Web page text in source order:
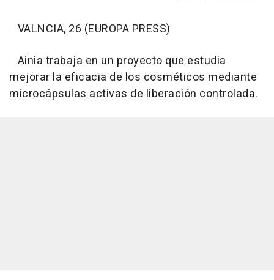
VALNCIA, 26 (EUROPA PRESS)
Ainia trabaja en un proyecto que estudia
mejorar la eficacia de los cosméticos mediante
microcápsulas activas de liberación controlada.